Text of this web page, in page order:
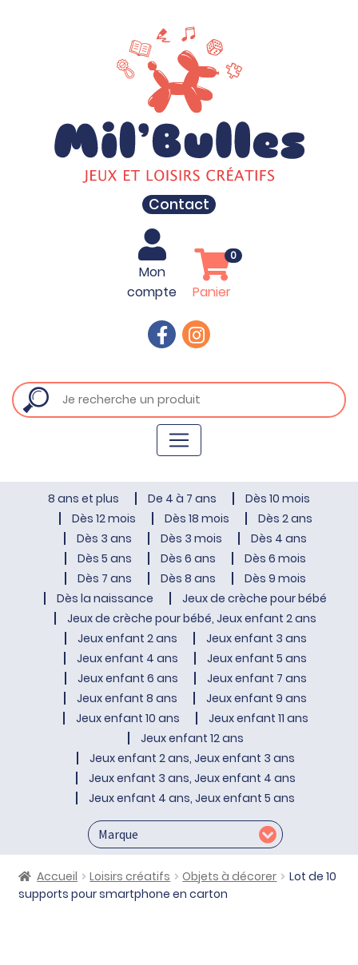
Contact
Mon
compte
Panier
0
8 ans et plus De 4 à 7 ans
Dès 10 mois
Dès 12 mois
Dès 18 mois
Dès 2 ans
Dès 3 ans
Dès 3 mois
Dès 4 ans
Dès 5 ans
Dès 6 ans
Dès 6 mois
Dès 7 ans
Dès 8 ans
Dès 9 mois
Dès la naissance
Jeux de crèche pour bébé
Jeux de crèche pour bébé, Jeux enfant 2 ans
Jeux enfant 2 ans
Jeux enfant 3 ans
Jeux enfant 4 ans
Jeux enfant 5 ans
Jeux enfant 6 ans
Jeux enfant 7 ans
Jeux enfant 8 ans
Jeux enfant 9 ans
Jeux enfant 10 ans
Jeux enfant 11 ans
Jeux enfant 12 ans
Jeux enfant 2 ans, Jeux enfant 3 ans
Jeux enfant 3 ans, Jeux enfant 4 ans
Jeux enfant 4 ans, Jeux enfant 5 ans
Accueil Loisirs créatifs Objets à décorer
Lot de 10
supports pour smartphone en carton